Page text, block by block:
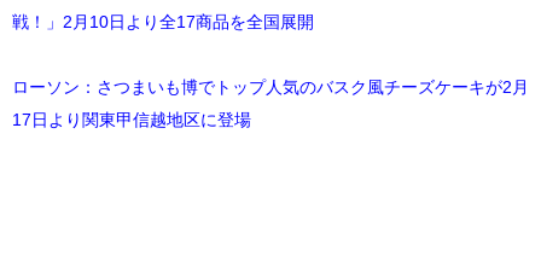
戦！」2月10日より全17商品を全国展開
ローソン：さつまいも博でトップ人気のバスク風チーズケーキが2月
17日より関東甲信越地区に登場